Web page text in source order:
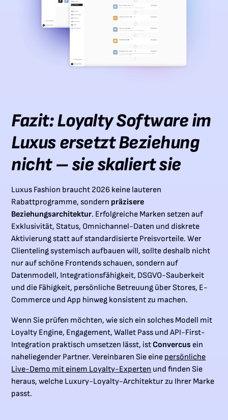
Fazit: Loyalty Software im
Luxus ersetzt Beziehung
nicht – sie skaliert sie
Luxus Fashion braucht 2026 keine lauteren
Rabattprogramme, sondern präzisere
Beziehungsarchitektur. Erfolgreiche Marken setzen auf
Exklusivität, Status, Omnichannel-Daten und diskrete
Aktivierung statt auf standardisierte Preisvorteile. Wer
Clienteling systemisch aufbauen will, sollte deshalb nicht
nur auf schöne Frontends schauen, sondern auf
Datenmodell, Integrationsfähigkeit, DSGVO-Sauberkeit
und die Fähigkeit, persönliche Betreuung über Stores, E-
Commerce und App hinweg konsistent zu machen.
Wenn Sie prüfen möchten, wie sich ein solches Modell mit
Loyalty Engine, Engagement, Wallet Pass und API-First-
Integration praktisch umsetzen lässt, ist Convercus ein
naheliegender Partner. Vereinbaren Sie eine persönliche
Live-Demo mit einem Loyalty-Experten und finden Sie
heraus, welche Luxury-Loyalty-Architektur zu Ihrer Marke
passt.